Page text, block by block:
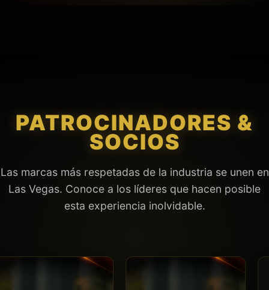
PATROCINADORES &
SOCIOS
Las marcas más respetadas de la industria se unen en
Las Vegas. Conoce a los líderes que hacen posible
esta experiencia inolvidable.